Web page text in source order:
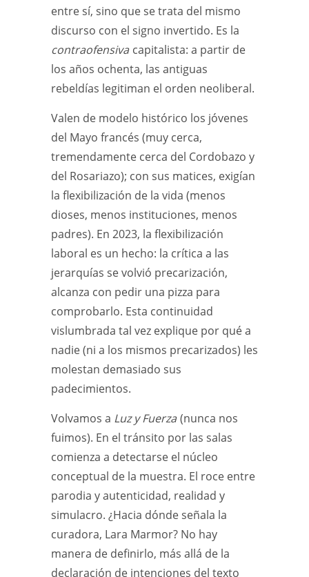
entre sí, sino que se trata del mismo
discurso con el signo invertido. Es la
contraofensiva capitalista: a partir de
los años ochenta, las antiguas
rebeldías legitiman el orden neoliberal.
Valen de modelo histórico los jóvenes
del Mayo francés (muy cerca,
tremendamente cerca del Cordobazo y
del Rosariazo); con sus matices, exigían
la flexibilización de la vida (menos
dioses, menos instituciones, menos
padres). En 2023, la flexibilización
laboral es un hecho: la crítica a las
jerarquías se volvió precarización,
alcanza con pedir una pizza para
comprobarlo. Esta continuidad
vislumbrada tal vez explique por qué a
nadie (ni a los mismos precarizados) les
molestan demasiado sus
padecimientos.
Volvamos a Luz y Fuerza (nunca nos
fuimos). En el tránsito por las salas
comienza a detectarse el núcleo
conceptual de la muestra. El roce entre
parodia y autenticidad, realidad y
simulacro. ¿Hacia dónde señala la
curadora, Lara Marmor? No hay
manera de definirlo, más allá de la
declaración de intenciones del texto